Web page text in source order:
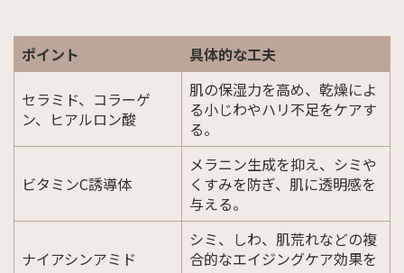
ポイント 具体的な工夫
セラミド、コラーゲ
ン、ヒアルロン酸
肌の保湿力を高め、乾燥によ
る小じわやハリ不足をケアす
る。
ビタミンC誘導体
メラニン生成を抑え、シミや
くすみを防ぎ、肌に透明感を
与える。
ナイアシンアミド
シミ、しわ、肌荒れなどの複
合的なエイジングケア効果を